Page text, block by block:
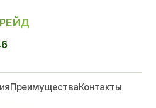
ПреимуществаКонтакты